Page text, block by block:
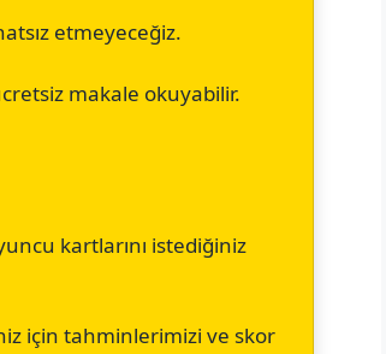
etmeyeceğiz.
makale okuyabilir.
kartlarını istediğiniz
için tahminlerimizi ve skor